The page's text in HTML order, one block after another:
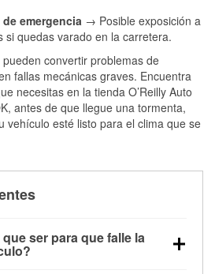
emergencia → Posible exposición a
si quedas varado en la carretera.
convertir problemas de
fallas mecánicas graves. Encuentra
necesitas en la tienda O’Reilly Auto
antes de que llegue una tormenta,
vehículo esté listo para el clima que se
ser para que falle la